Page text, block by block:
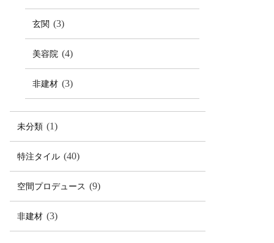
玄関 (3)
美容院 (4)
非建材 (3)
未分類 (1)
特注タイル (40)
空間プロデュース (9)
非建材 (3)